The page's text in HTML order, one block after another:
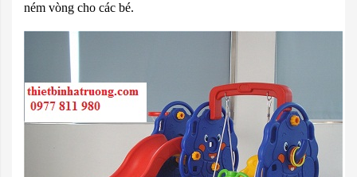
ném vòng cho các bé.